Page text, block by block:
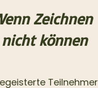
Zeichnen
können
Teilnehmer